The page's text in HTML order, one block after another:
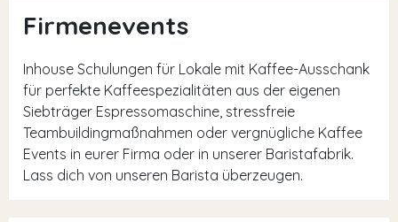
Firmenevents
Inhouse Schulungen für Lokale mit Kaffee-Ausschank
für perfekte Kaffeespezialitäten aus der eigenen
Siebträger Espressomaschine, stressfreie
Teambuildingmaßnahmen oder vergnügliche Kaffee
Events in eurer Firma oder in unserer Baristafabrik.
Lass dich von unseren Barista überzeugen.